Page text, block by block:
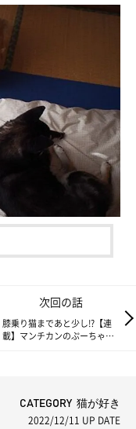
次回の話
膝乗り猫まであと少し!?【連
載】マンチカンのぷーちゃん
CATEGORY 猫が好き
2022/12/11 UP DATE